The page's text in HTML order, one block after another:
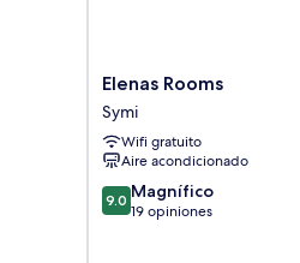
Elenas
Rooms
Symi
Elenas Rooms
Symi
Wifi gratuito
Aire acondicionado
9.0
de
9.0 Magnífico
19 opiniones